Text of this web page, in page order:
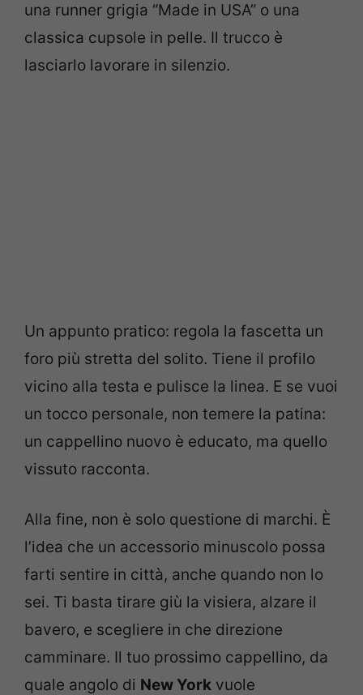
una runner grigia “Made in USA” o una
classica cupsole in pelle. Il trucco è
lasciarlo lavorare in silenzio.
Un appunto pratico: regola la fascetta un
foro più stretta del solito. Tiene il profilo
vicino alla testa e pulisce la linea. E se vuoi
un tocco personale, non temere la patina:
un cappellino nuovo è educato, ma quello
vissuto racconta.
Alla fine, non è solo questione di marchi. È
l’idea che un accessorio minuscolo possa
farti sentire in città, anche quando non lo
sei. Ti basta tirare giù la visiera, alzare il
bavero, e scegliere in che direzione
camminare. Il tuo prossimo cappellino, da
quale angolo di New York vuole